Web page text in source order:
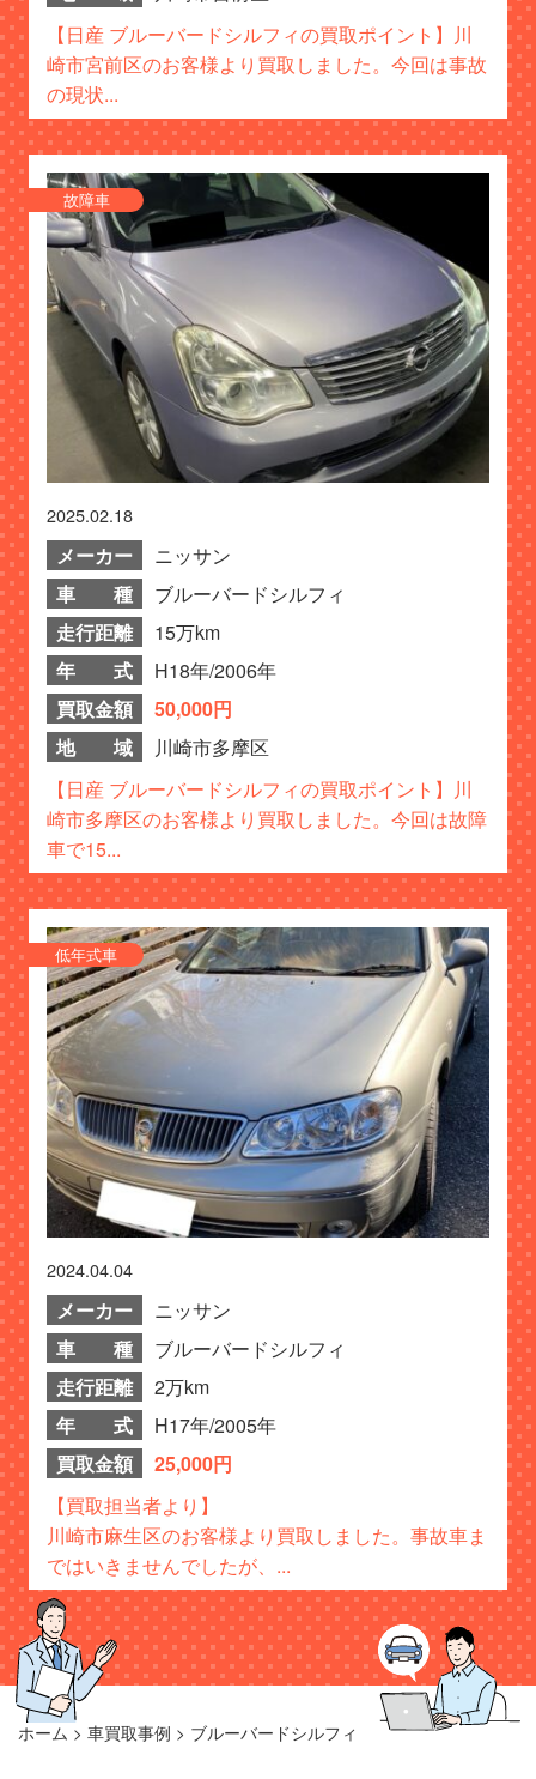
【日産 ブルーバードシルフィの買取ポイント】川
崎市宮前区のお客様より買取しました。今回は事故
の現状...
故障車
2025.02.18
メーカー
ニッサン
車 種
ブルーバードシルフィ
走行距離
15万km
年 式
H18年/2006年
買取金額
50,000円
地 域
川崎市多摩区
【日産 ブルーバードシルフィの買取ポイント】川
崎市多摩区のお客様より買取しました。今回は故障
車で15...
低年式車
2024.04.04
メーカー
ニッサン
車 種
ブルーバードシルフィ
走行距離
2万km
年 式
H17年/2005年
買取金額
25,000円
【買取担当者より】
川崎市麻生区のお客様より買取しました。事故車ま
ではいきませんでしたが、...
ホーム > 車買取事例 > ブルーバードシルフィ